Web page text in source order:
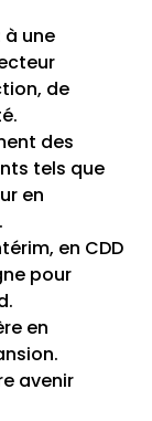
à une
de
des
tels que
en
en CDD
pour
en
avenir